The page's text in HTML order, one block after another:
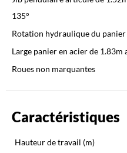
135°
Rotation hydraulique du panier
Large panier en acier de 1.83m
Roues non marquantes
Caractéristiques
Hauteur de travail (m)